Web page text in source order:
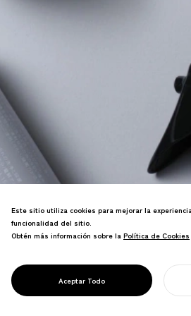
1/D UNA VEZ AL
DÍA
Marca
la
Este sitio utiliza cookies para mejorar la
funcionalidad del sitio.
Obtén más información sobre la Política de Cookies
Política de Cookies
Aceptar Todo